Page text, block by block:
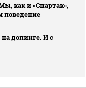
как и «Спартак»,
поведение
на допинге. И с